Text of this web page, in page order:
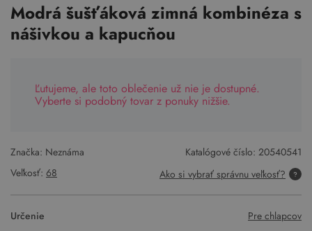
Modrá šušťáková zimná kombinéza s
nášivkou a kapucňou
Ľutujeme, ale toto oblečenie už nie je dostupné.
Vyberte si podobný tovar z ponuky nižšie.
Značka: Neznáma Katalógové číslo: 20540541
Veľkosť: 68 Ako si vybrať správnu veľkosť?
Určenie
Pre chlapcov